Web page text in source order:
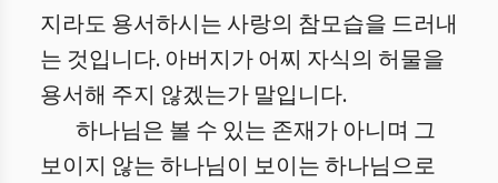
지라도 용서하시는 사랑의 참모습을 드러내
는 것입니다. 아버지가 어찌 자식의 허물을
용서해 주지 않겠는가 말입니다.
하나님은 볼 수 있는 존재가 아니며 그
보이지 않는 하나님이 보이는 하나님으로